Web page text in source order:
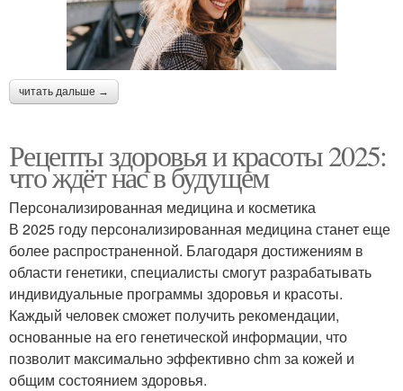
читать дальше →
Рецепты здоровья и красоты 2025:
что ждёт нас в будущем
Персонализированная медицина и косметика
В 2025 году персонализированная медицина станет еще
более распространенной. Благодаря достижениям в
области генетики, специалисты смогут разрабатывать
индивидуальные программы здоровья и красоты.
Каждый человек сможет получить рекомендации,
основанные на его генетической информации, что
позволит максимально эффективно chm за кожей и
общим состоянием здоровья.